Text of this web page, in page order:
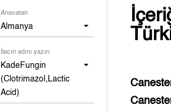
Anavatan
Almanya
İlacın adını yazın
KadeFungin
(Clotrimazol,Lactic
Acid)